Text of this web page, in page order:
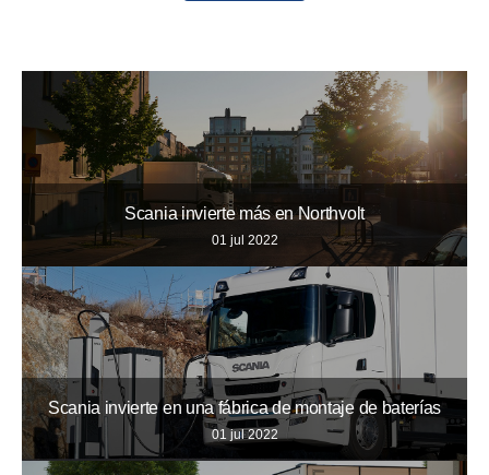
Scania invierte más en Northvolt
01 jul 2022
Scania invierte en una fábrica de montaje de baterías
01 jul 2022